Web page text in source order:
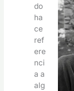
do
ha
ce
ref
ere
nci
a a
alg